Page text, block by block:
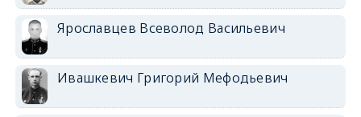
Ярославцев Всеволод Васильевич
Ивашкевич Григорий Мефодьевич